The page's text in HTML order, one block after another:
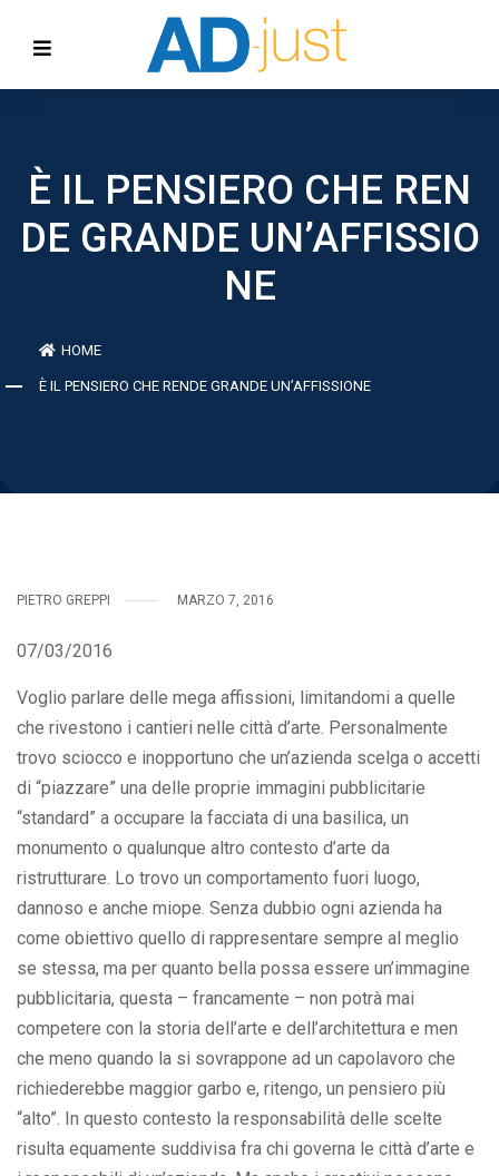
È IL PENSIERO CHE REN
DE GRANDE UN’AFFISSIO
NE
HOME
È IL PENSIERO CHE RENDE GRANDE UN’AFFISSIONE
PIETRO GREPPI MARZO 7, 2016
07/03/2016
Voglio parlare delle mega affissioni, limitandomi a quelle
che rivestono i cantieri nelle città d’arte. Personalmente
trovo sciocco e inopportuno che un’azienda scelga o accetti
di “piazzare” una delle proprie immagini pubblicitarie
“standard” a occupare la facciata di una basilica, un
monumento o qualunque altro contesto d’arte da
ristrutturare. Lo trovo un comportamento fuori luogo,
dannoso e anche miope. Senza dubbio ogni azienda ha
come obiettivo quello di rappresentare sempre al meglio
se stessa, ma per quanto bella possa essere un’immagine
pubblicitaria, questa – francamente – non potrà mai
competere con la storia dell’arte e dell’architettura e men
che meno quando la si sovrappone ad un capolavoro che
richiederebbe maggior garbo e, ritengo, un pensiero più
“alto”. In questo contesto la responsabilità delle scelte
risulta equamente suddivisa fra chi governa le città d’arte e